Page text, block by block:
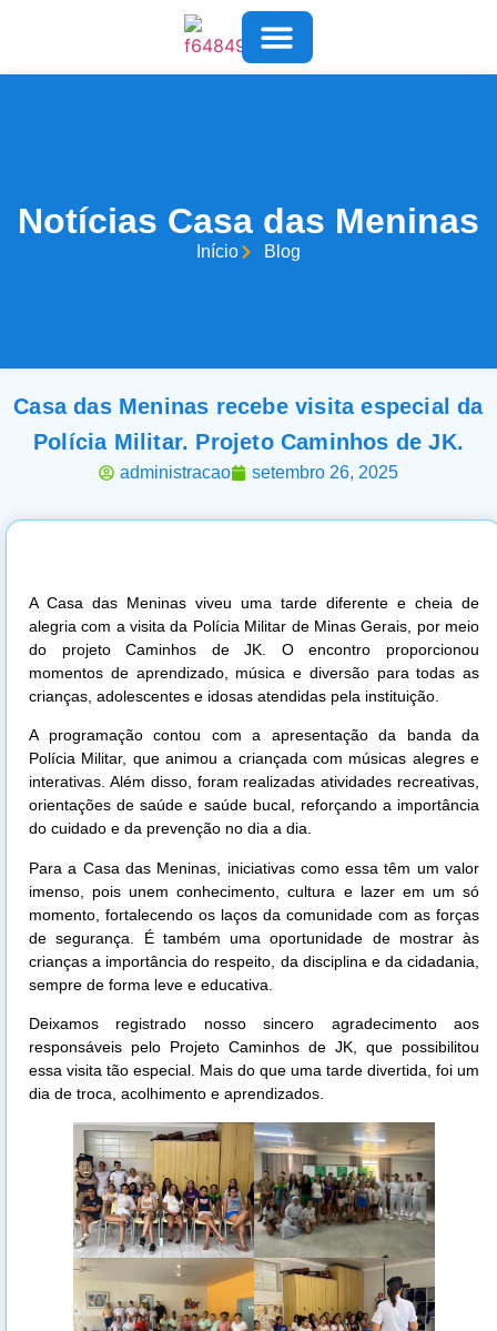
Notícias Casa das Meninas
Início Blog
Casa das Meninas recebe visita especial da
Polícia Militar. Projeto Caminhos de JK.
administracao setembro 26, 2025
A Casa das Meninas viveu uma tarde diferente e cheia de
alegria com a visita da Polícia Militar de Minas Gerais, por meio
do projeto Caminhos de JK. O encontro proporcionou
momentos de aprendizado, música e diversão para todas as
crianças, adolescentes e idosas atendidas pela instituição.
A programação contou com a apresentação da banda da
Polícia Militar, que animou a criançada com músicas alegres e
interativas. Além disso, foram realizadas atividades recreativas,
orientações de saúde e saúde bucal, reforçando a importância
do cuidado e da prevenção no dia a dia.
Para a Casa das Meninas, iniciativas como essa têm um valor
imenso, pois unem conhecimento, cultura e lazer em um só
momento, fortalecendo os laços da comunidade com as forças
de segurança. É também uma oportunidade de mostrar às
crianças a importância do respeito, da disciplina e da cidadania,
sempre de forma leve e educativa.
Deixamos registrado nosso sincero agradecimento aos
responsáveis pelo Projeto Caminhos de JK, que possibilitou
essa visita tão especial. Mais do que uma tarde divertida, foi um
dia de troca, acolhimento e aprendizados.